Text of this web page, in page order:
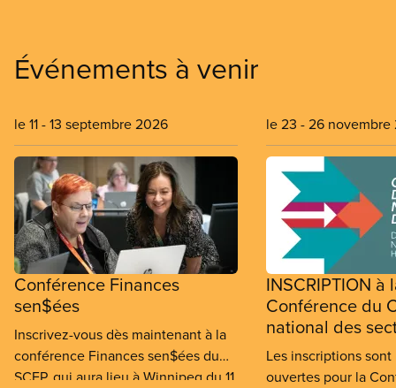
Événements à venir
le 11-13 septembre 2026
Conférence Finances
sen$ées
Inscrivez-vous dès maintenant à la
conférence Finances sen$ées du
SCFP, qui aura lieu à Winnipeg du 11
le 23 -26 novembre
INSCRIPTION à
Conférence du
national des
Les inscriptions
ouvertes pour la